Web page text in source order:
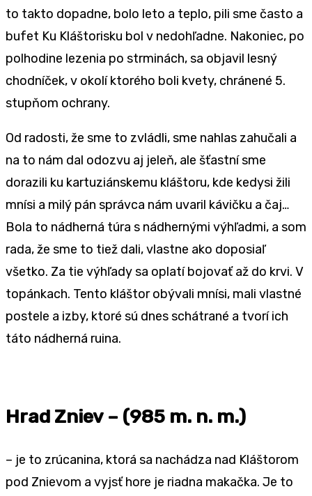
to takto dopadne, bolo leto a teplo, pili sme často a
bufet Ku Kláštorisku bol v nedohľadne. Nakoniec, po
polhodine lezenia po strminách, sa objavil lesný
chodníček, v okolí ktorého boli kvety, chránené 5.
stupňom ochrany.
Od radosti, že sme to zvládli, sme nahlas zahučali a
na to nám dal odozvu aj jeleň, ale šťastní sme
dorazili ku kartuziánskemu kláštoru, kde kedysi žili
mnísi a milý pán správca nám uvaril kávičku a čaj…
Bola to nádherná túra s nádhernými výhľadmi, a som
rada, že sme to tiež dali, vlastne ako doposiaľ
všetko. Za tie výhľady sa oplatí bojovať až do krvi. V
topánkach. Tento kláštor obývali mnísi, mali vlastné
postele a izby, ktoré sú dnes schátrané a tvorí ich
táto nádherná ruina.
Hrad Zniev – (985 m. n. m.)
– je to zrúcanina, ktorá sa nachádza nad Kláštorom
pod Znievom a vyjsť hore je riadna makačka. Je to